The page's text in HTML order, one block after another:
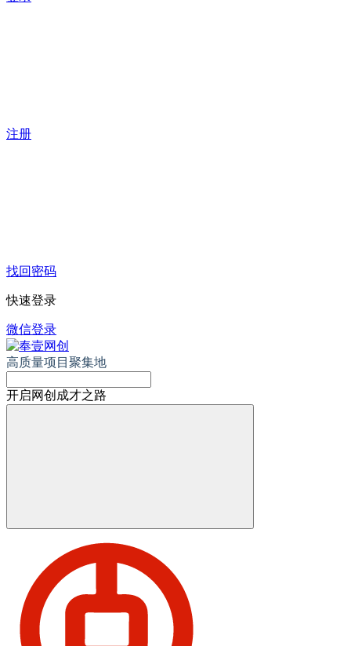
注册
找回密码
快速登录
微信登录
高质量项目聚集地
开启网创成才之路